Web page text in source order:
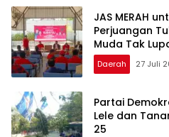
JAS MERAH
Perjuangan
Muda Tak
Daerah 27 Juli
Partai
Lele dan
25